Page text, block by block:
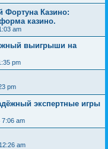
Фортуна Казино:
казино.
am
выигрыши на
pm
pm
экспертные игры
7:06 am
am